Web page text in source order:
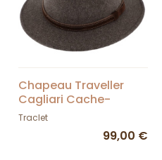
Chapeau Traveller
Cagliari Cache-
Oreilles Pliable &
Imperméable - Traclet
Traclet
99,00 €